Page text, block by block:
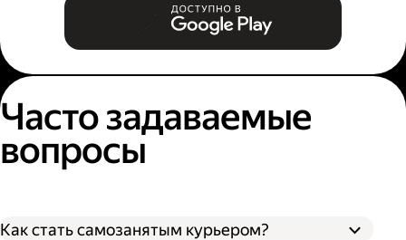
Часто задаваемые
вопросы
Как стать самозанятым курьером?